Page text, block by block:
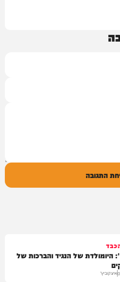
התגובה
היומולדת של הנגיד והברכות של
איצקוביץ'